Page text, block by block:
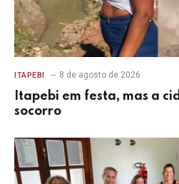
ITAPEBI 8 de agosto de 2026
Itapebi em festa, mas a
socorro